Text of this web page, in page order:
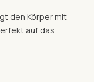
den Körper mit
auf das